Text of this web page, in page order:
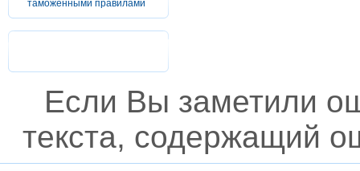
таможенными правилами
Если Вы заметили
текста, содержащий